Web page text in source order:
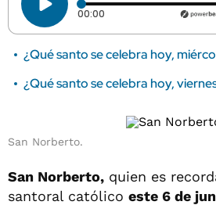
00:00 Tiempo transcurrido: 0
¿Qué santo se celebra hoy,
¿Qué santo se celebra hoy,
San Norberto.
San Norberto, quien es
santoral católico este 6 de